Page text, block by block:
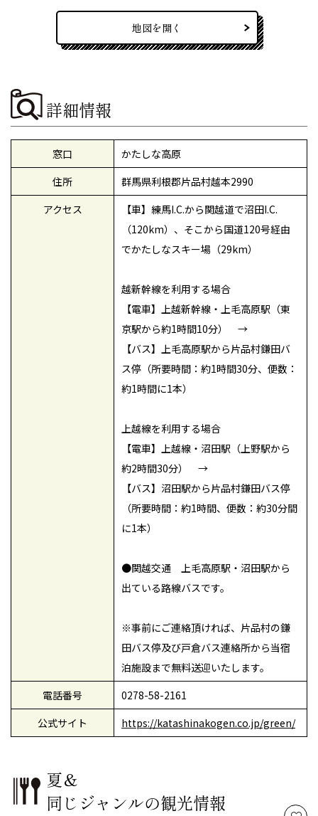
地図を開く
詳細情報
窓口
かたしな高原
住所
群馬県利根郡片品村越本2990
アクセス
【車】練馬I.C.から関越道で沼田I.C.
（120km）、そこから国道120号経由
でかたしなスキー場（29km）
越新幹線を利用する場合
【電車】上越新幹線・上毛高原駅（東
京駅から約1時間10分） →
【バス】上毛高原駅から片品村鎌田バ
ス停（所要時間：約1時間30分、便数：
約1時間に1本）
上越線を利用する場合
【電車】上越線・沼田駅（上野駅から
約2時間30分） →
【バス】沼田駅から片品村鎌田バス停
（所要時間：約1時間、便数：約30分間
に1本）
●関越交通 上毛高原駅・沼田駅から
出ている路線バスです。
※事前にご連絡頂ければ、片品村の鎌
田バス停及び戸倉バス連絡所から当宿
泊施設まで無料送迎いたします。
電話番号
0278-58-2161
公式サイト
https://katashinakogen.co.jp/green/
夏＆
同じジャンルの観光情報